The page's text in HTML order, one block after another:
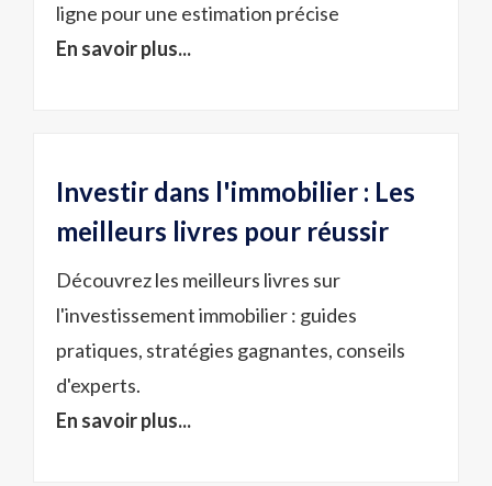
ligne pour une estimation précise
En savoir plus...
Investir dans l'immobilier : Les
meilleurs livres pour réussir
Découvrez les meilleurs livres sur
l'investissement immobilier : guides
pratiques, stratégies gagnantes, conseils
d'experts.
En savoir plus...